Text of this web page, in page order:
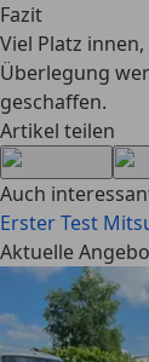
Fazit
Viel Platz
Überlegung
geschaffen.
Artikel teilen
Auch
Erster Test
Aktuelle